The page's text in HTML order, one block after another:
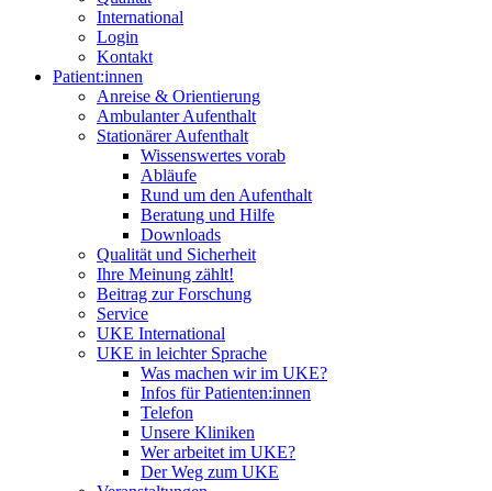
International
Login
Kontakt
Patient:innen
Anreise & Orientierung
Ambulanter Aufenthalt
Stationärer Aufenthalt
Wissenswertes vorab
Abläufe
Rund um den Aufenthalt
Beratung und Hilfe
Downloads
Qualität und Sicherheit
Ihre Meinung zählt!
Beitrag zur Forschung
Service
UKE International
UKE in leichter Sprache
Was machen wir im UKE?
Infos für Patienten:innen
Telefon
Unsere Kliniken
Wer arbeitet im UKE?
Der Weg zum UKE